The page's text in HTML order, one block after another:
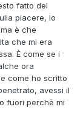
fatto del
piacere, lo
è che
che mi era
È come se i
ora
come ho scritto
avessi il
fuori perchè mi